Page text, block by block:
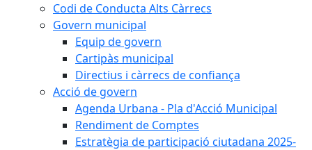
Codi de Conducta Alts Càrrecs
Govern municipal
Equip de govern
Cartipàs municipal
Directius i càrrecs de confiança
Acció de govern
Agenda Urbana - Pla d'Acció Municipal
Rendiment de Comptes
Estratègia de participació ciutadana 2025-